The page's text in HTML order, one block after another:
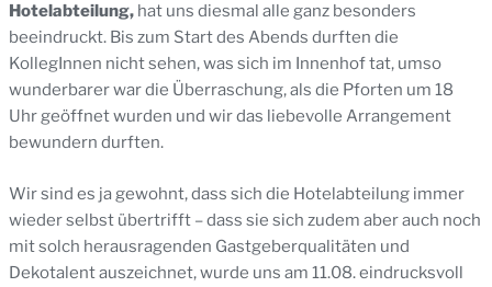
Hotelabteilung, hat uns diesmal alle ganz besonders
beeindruckt. Bis zum Start des Abends durften die
KollegInnen nicht sehen, was sich im Innenhof tat, umso
wunderbarer war die Überraschung, als die Pforten um 18
Uhr geöffnet wurden und wir das liebevolle Arrangement
bewundern durften.
Wir sind es ja gewohnt, dass sich die Hotelabteilung immer
wieder selbst übertrifft – dass sie sich zudem aber auch noch
mit solch herausragenden Gastgeberqualitäten und
Dekotalent auszeichnet, wurde uns am 11.08. eindrucksvoll